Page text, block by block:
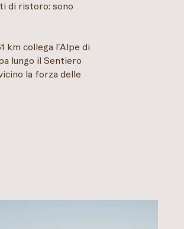
di ristoro: sono
km collega l’Alpe di
lungo il Sentiero
la forza delle